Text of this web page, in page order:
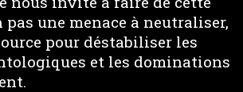
une menace à neutraliser,
pour déstabiliser les
et les dominations